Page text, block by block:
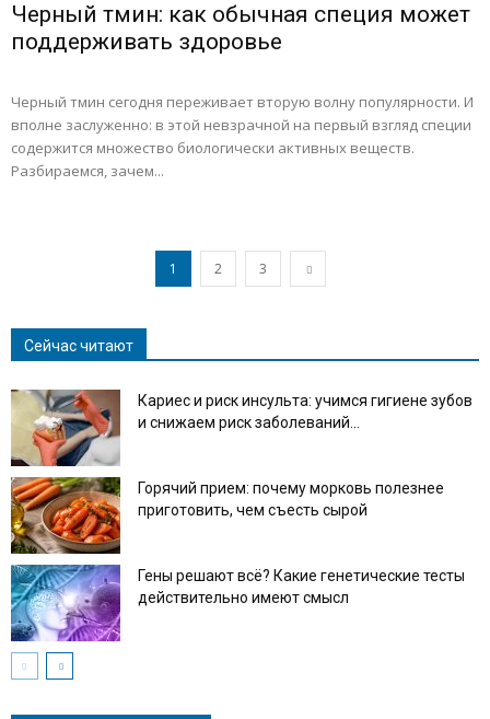
Черный тмин: как обычная специя может
поддерживать здоровье
Черный тмин сегодня переживает вторую волну популярности. И
вполне заслуженно: в этой невзрачной на первый взгляд специи
содержится множество биологически активных веществ.
Разбираемся, зачем...
1 2 3
Сейчас читают
Кариес и риск инсульта: учимся гигиене зубов
и снижаем риск заболеваний...
Горячий прием: почему морковь полезнее
приготовить, чем съесть сырой
Гены решают всё? Какие генетические тесты
действительно имеют смысл